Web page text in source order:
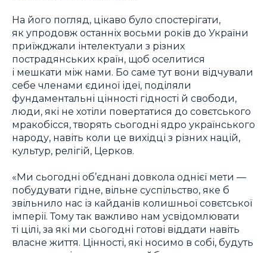
На його погляд, цікаво було спостерігати,
як упродовж останніх восьми років до України
приїжджали інтелектуали з різних
пострадянських країн, щоб оселитися
і мешкати між нами. Бо саме тут вони відчували
себе членами єдиної ідеї, поділяли
фундаментальні цінності гідності й свободи,
люди, які не хотіли повертатися до совєтського
мракобісся, творять сьогодні ядро українського
народу, навіть коли це вихідці з різних націй,
культур, релігій, Церков.
«Ми сьогодні об’єднані довкола однієї мети —
побудувати гідне, вільне суспільство, яке б
звільнило нас із кайданів колишньої совєтської
імперії. Тому так важливо нам усвідомлювати
ті цілі, за які ми сьогодні готові віддати навіть
власне життя. Цінності, які носимо в собі, будуть